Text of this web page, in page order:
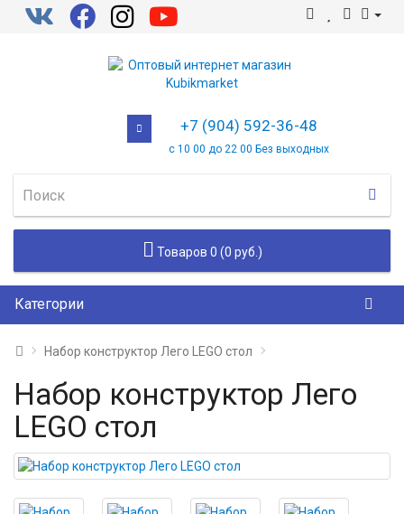
+7 (904) 592-36-48
с 10 00 до 22 00 Без выходных
Товаров 0 (0 руб.)
Категории
Набор конструктор Лего LEGO стол
Набор конструктор Лего
LEGO стол